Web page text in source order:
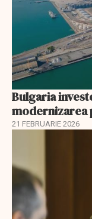
Bulgaria
modernizarea
21 FEBRUARIE 2026